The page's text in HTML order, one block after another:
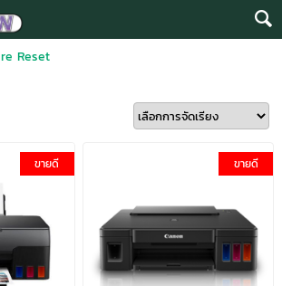
Reset
ขายดี ขายดี